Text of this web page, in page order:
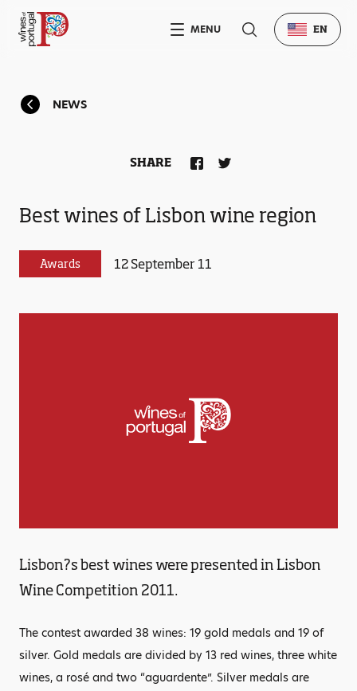
NEWS
Best wines of Lisbon wine region
Awards 12 September 11
SHARE
Lisbon?s best wines were presented in Lisbon
Wine Competition 2011.
The contest awarded 38 wines: 19 gold medals and 19 of
silver. Gold medals are divided by 13 red wines, three white
wines, a rosé and two “aguardente”. Silver medals are
MENU EN